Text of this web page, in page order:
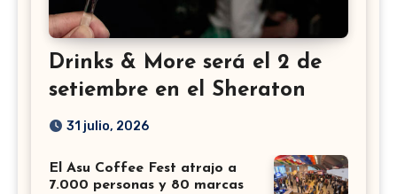
Drinks & More será el 2 de
setiembre en el Sheraton
31 julio, 2026
El Asu Coffee Fest atrajo a
7.000 personas y 80 marcas